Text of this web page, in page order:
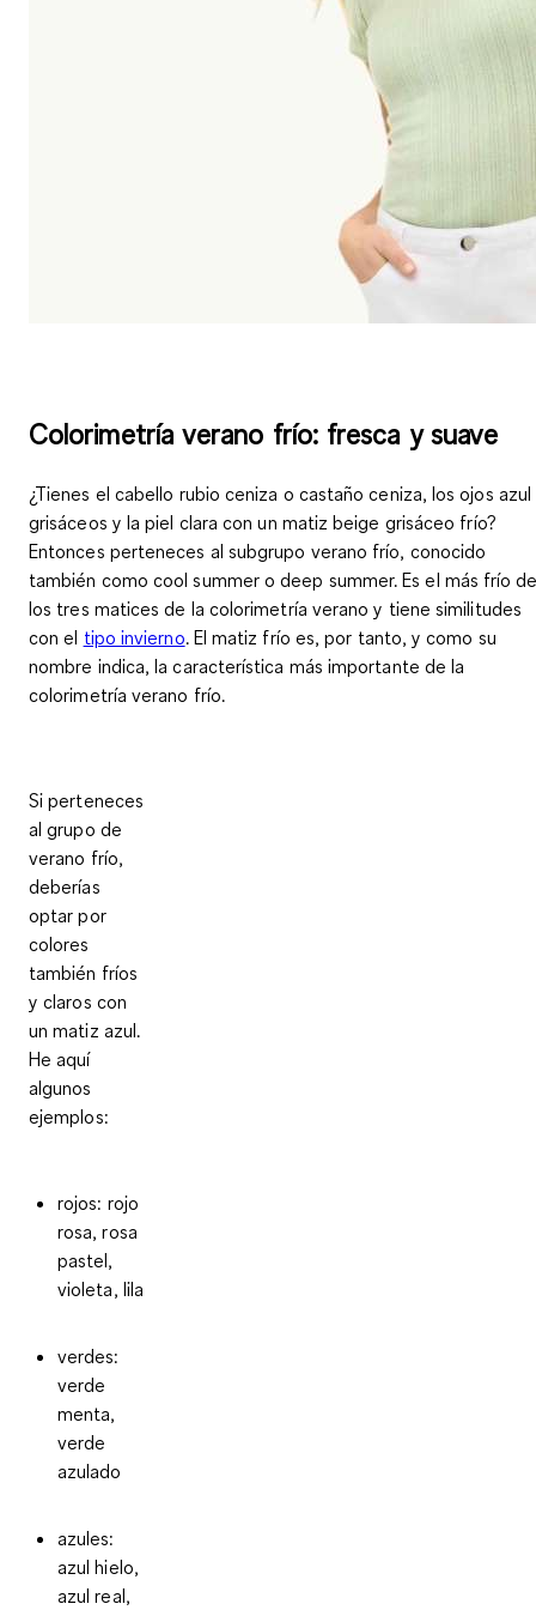
Colorimetría verano frío: fresca y suave
¿Tienes el cabello rubio ceniza o castaño ceniza,los ojos azul
grisáceos y la piel clara con un matiz beige grisáceo frío?
Entonces perteneces al subgrupo verano frío, conocido
también como cool summer o deep summer. Esel más frío
los tres matices de la colorimetría verano y tiene similitudes
con el tipo invierno. El matiz frío es, por tanto, y como su
nombre indica, la característica más importante de la
colorimetría verano frío.
Si perteneces
al grupo de
verano frío,
deberías
optar por
colores
también fríos
y claros con
un matiz azul.
He aquí
algunos
ejemplos:
rojos: rojo
rosa, rosa
pastel,
violeta, lila
verdes:
verde
menta,
verde
azulado
azules:
azul hielo,
azul real,